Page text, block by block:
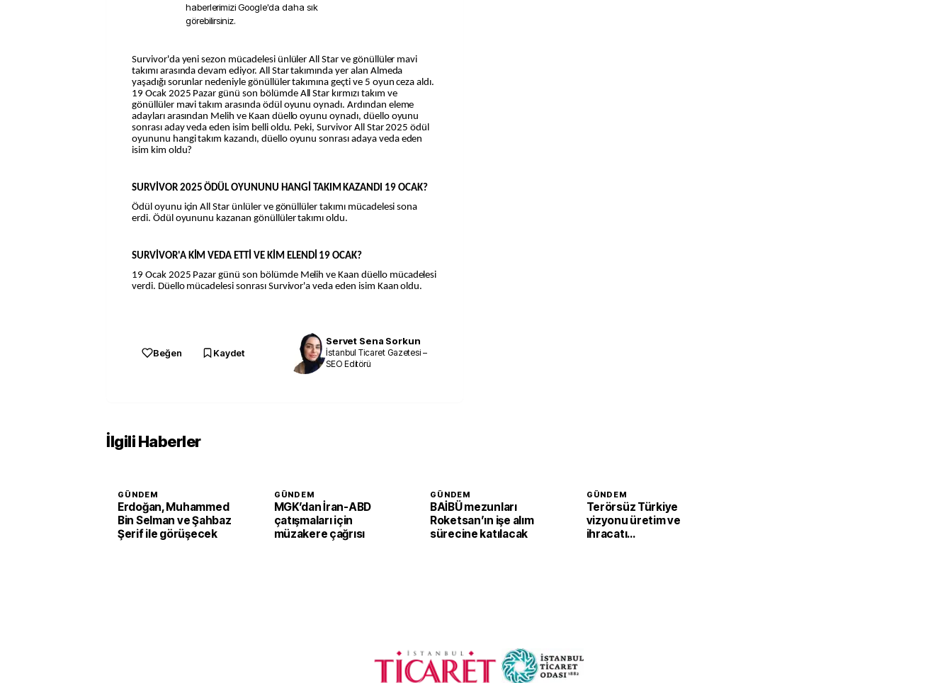
haberlerimizi Google'da daha sık
görebilirsiniz.
Survivor'da yeni sezon mücadelesi ünlüler All Star ve gönüllüler mavi
takımı arasında devam ediyor. All Star takımında yer alan Almeda
yaşadığı sorunlar nedeniyle gönüllüler takımına geçti ve 5 oyun ceza aldı.
19 Ocak 2025 Pazar günü son bölümde All Star kırmızı takım ve
gönüllüler mavi takım arasında ödül oyunu oynadı. Ardından eleme
adayları arasından Melih ve Kaan düello oyunu oynadı, düello oyunu
sonrası aday veda eden isim belli oldu. Peki, Survivor All Star 2025 ödül
oyununu hangi takım kazandı, düello oyunu sonrası adaya veda eden
isim kim oldu?
SURVİVOR 2025 ÖDÜL OYUNUNU HANGİ TAKIM KAZANDI 19 OCAK?
Ödül oyunu için All Star ünlüler ve gönüllüler takımı mücadelesi sona
erdi. Ödül oyununu kazanan gönüllüler takımı oldu.
SURVİVOR'A KİM VEDA ETTİ VE KİM ELENDİ 19 OCAK?
19 Ocak 2025 Pazar günü son bölümde Melih ve Kaan düello mücadelesi
verdi. Düello mücadelesi sonrası Survivor'a veda eden isim Kaan oldu.
Beğen Kaydet
Servet Sena Sorkun
İstanbul Ticaret Gazetesi –
SEO Editörü
İlgili Haberler
GÜNDEM
Erdoğan, Muhammed
Bin Selman ve Şahbaz
Şerif ile görüşecek
GÜNDEM
MGK’dan İran-ABD
çatışmaları için
müzakere çağrısı
GÜNDEM
BAİBÜ mezunları
Roketsan’ın işe alım
sürecine katılacak
GÜNDEM
Terörsüz Türkiye
vizyonu üretim ve
ihracatı